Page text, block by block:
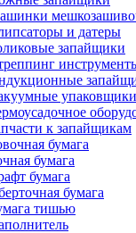
и датеры
запайщики
упаковщики
к запайщикам
бумага
бумага
бумага
тишью